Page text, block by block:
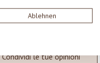
Ablehnen
lingua corrente.
le tue opinioni